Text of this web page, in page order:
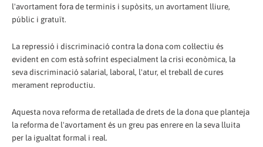
l'avortament fora de terminis i supòsits, un avortament lliure,
públic i gratuït.
La repressió i discriminació contra la dona com col·lectiu és
evident en com està sofrint especialment la crisi econòmica, la
seva discriminació salarial, laboral, l'atur, el treball de cures
merament reproductiu.
Aquesta nova reforma de retallada de drets de la dona que planteja
la reforma de l'avortament és un greu pas enrere en la seva lluita
per la igualtat formal i real.